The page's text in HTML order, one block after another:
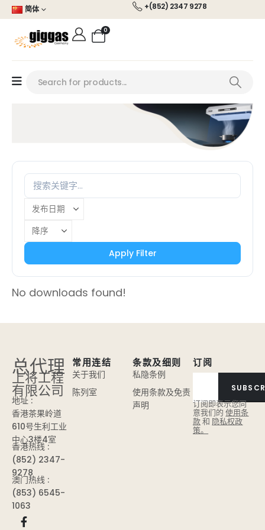
简体 +(852) 2347 9278
0
Apply Filter
No downloads found!
总代理
上将工程
有限公司
地址 :
香港茶果岭道
610号生利工业
中心3楼4室
香港热线 :
(852) 2347-
9278
澳门热线 :
(853) 6545-
1063
订阅
订阅即表示您同
意我们的使用条
款和 隐私权政
策。
常用连结
关于我们
陈列室
条款及细则
私隐条例
使用条款及免责
声明